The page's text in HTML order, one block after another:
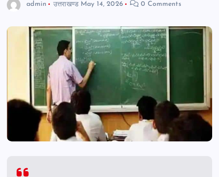
admin उत्तराखण्ड May 14, 2026 0 Comments